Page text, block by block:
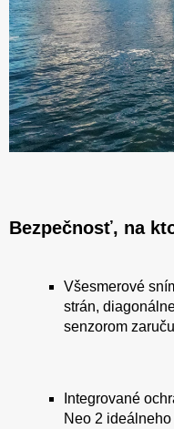
Bezpečnosť, na
Všesmerové
strán,
senzorom
Integrované
Neo 2